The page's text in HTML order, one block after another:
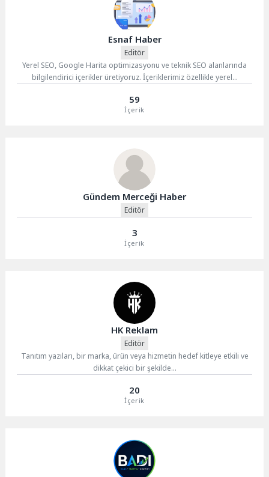
Esnaf Haber
Editör
Yerel SEO, Google Harita optimizasyonu ve teknik SEO alanlarında
bilgilendirici içerikler üretiyoruz. İçeriklerimiz özellikle yerel...
59
İçerik
Gündem Merceği Haber
Editör
3
İçerik
HK Reklam
Editör
Tanıtım yazıları, bir marka, ürün veya hizmetin hedef kitleye etkili ve
dikkat çekici bir şekilde...
20
İçerik